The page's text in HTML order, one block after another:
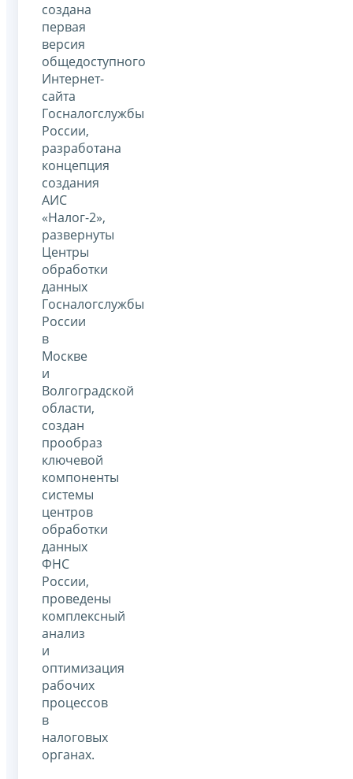
создана
первая
версия
общедоступного
Интернет-
сайта
Госналогслужбы
России,
разработана
концепция
создания
АИС
«Налог-2»,
развернуты
Центры
обработки
данных
Госналогслужбы
России
в
Москве
и
Волгоградской
области,
создан
прообраз
ключевой
компоненты
системы
центров
обработки
данных
ФНС
России,
проведены
комплексный
анализ
и
оптимизация
рабочих
процессов
в
налоговых
органах.